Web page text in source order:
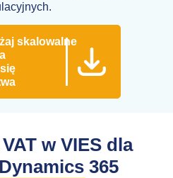
skalowalne
w VIES dla
365